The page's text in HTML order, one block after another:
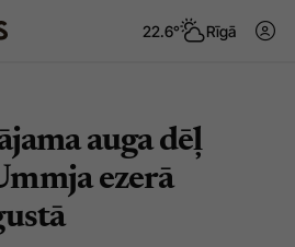
22.6° Rīgā
Pieslēgties
auga dēļ
ezerā